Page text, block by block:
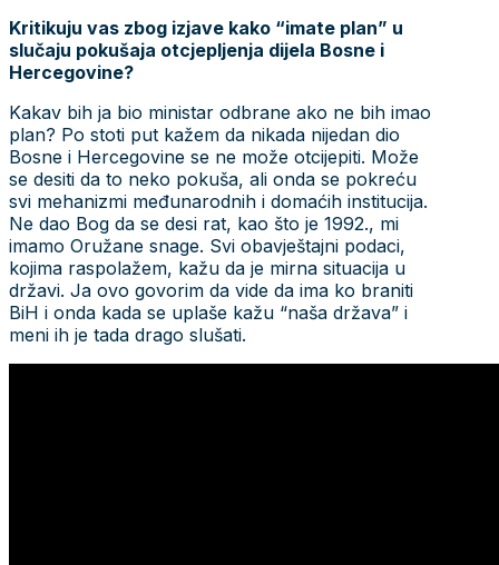
Kritikuju vas zbog izjave kako “imate plan” u
slučaju pokušaja otcjepljenja dijela Bosne i
Hercegovine?
Kakav bih ja bio ministar odbrane ako ne bih imao
plan? Po stoti put kažem da nikada nijedan dio
Bosne i Hercegovine se ne može otcijepiti. Može
se desiti da to neko pokuša, ali onda se pokreću
svi mehanizmi međunarodnih i domaćih institucija.
Ne dao Bog da se desi rat, kao što je 1992., mi
imamo Oružane snage. Svi obavještajni podaci,
kojima raspolažem, kažu da je mirna situacija u
državi. Ja ovo govorim da vide da ima ko braniti
BiH i onda kada se uplaše kažu “naša država” i
meni ih je tada drago slušati.